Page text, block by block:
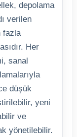
depolama
verilen
fazla
Her
sanal
düşük
yeni
ve
yönetilebilir.